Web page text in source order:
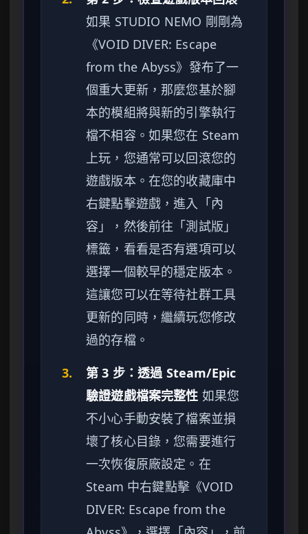
如果 STUDIO NEMO 剛剛為
《VOID DIVER: Escape
from the Abyss》發布了一
個重大更新，那麼您基於腳
本的模組將與新的引擎執行
檔不相容。如果您在 Steam
上玩，您通常可以回滾您的
遊戲版本。在您的收藏庫中
右鍵點擊遊戲，進入「內
容」，然後前往「測試版」
標籤，看看是否有選項可以
選擇一個較早的穩定版本。
這讓您可以在等待社群工具
更新的同時，繼續玩您修改
過的存檔。
3.
第 3 步：透過 Steam/Epic
驗證遊戲檔案完整性 如果您
不小心手動安裝了檔案並損
壞了核心目錄，您需要進行
一次恢復原廠設定。在
Steam 中右鍵點擊《VOID
DIVER: Escape from the